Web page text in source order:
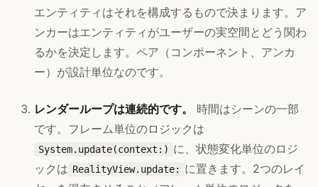
エンティティはそれを構成するもので決まります。ア
ンカーはエンティティがユーザーの実空間とどう関わ
るかを決定します。ペア（コンポーネント、アンカ
ー）が設計単位なのです。
レンダーループは連続的です。
時間はシーンの一部
です。フレーム単位のロジックは
System.update(context:) に、状態変化単位のロジ
ックは RealityView.update:
に置きます。2つのレイ